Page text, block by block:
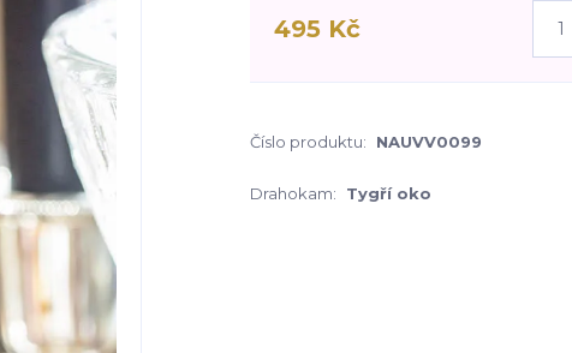
495 Kč
Číslo produktu: NAUVV0099
Drahokam:
Tygří oko